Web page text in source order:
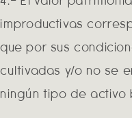
improductivas
que por sus
cultivadas y/o no se
ningún tipo de activo